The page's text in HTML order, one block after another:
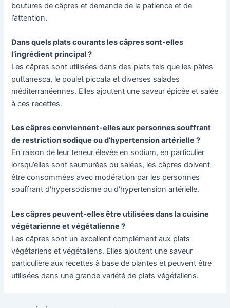
boutures de câpres et demande de la patience et de
l’attention.
Dans quels plats courants les câpres sont-elles
l’ingrédient principal ?
Les câpres sont utilisées dans des plats tels que les pâtes
puttanesca, le poulet piccata et diverses salades
méditerranéennes. Elles ajoutent une saveur épicée et salée
à ces recettes.
Les câpres conviennent-elles aux personnes souffrant
de restriction sodique ou d’hypertension artérielle ?
En raison de leur teneur élevée en sodium, en particulier
lorsqu’elles sont saumurées ou salées, les câpres doivent
être consommées avec modération par les personnes
souffrant d’hypersodisme ou d’hypertension artérielle.
Les câpres peuvent-elles être utilisées dans la cuisine
végétarienne et végétalienne ?
Les câpres sont un excellent complément aux plats
végétariens et végétaliens. Elles ajoutent une saveur
particulière aux recettes à base de plantes et peuvent être
utilisées dans une grande variété de plats végétaliens.